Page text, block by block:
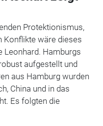
Protektionismus,
Konflikte wäre dieses
Leonhard. Hamburgs
aufgestellt und
aus Hamburg wurden
China und in das
Es folgten die